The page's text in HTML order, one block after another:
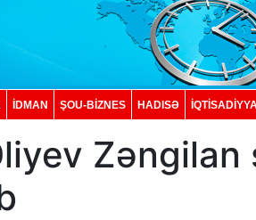
İDMAN ŞOU-BİZNES HADISƏ
Zəngilan